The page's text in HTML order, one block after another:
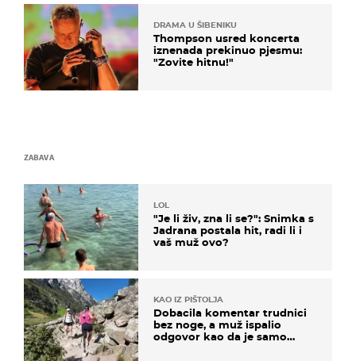
DRAMA U ŠIBENIKU
Thompson usred koncerta
iznenada prekinuo pjesmu:
"Zovite hitnu!"
ZABAVA
LOL
"Je li živ, zna li se?": Snimka s
Jadrana postala hit, radi li i
vaš muž ovo?
KAO IZ PIŠTOLJA
Dobacila komentar trudnici
bez noge, a muž ispalio
odgovor kao da je samo